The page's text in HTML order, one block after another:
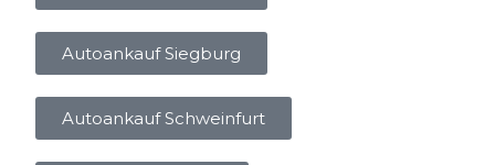
Autoankauf Siegburg
Autoankauf Schweinfurt